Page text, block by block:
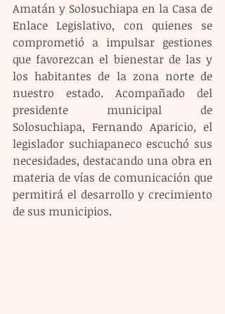
Amatán y Solosuchiapa en la Casa de
Enlace Legislativo, con quienes se
comprometió a impulsar gestiones
que favorezcan el bienestar de las y
los habitantes de la zona norte de
nuestro estado. Acompañado del
presidente municipal de
Solosuchiapa, Fernando Aparicio, el
legislador suchiapaneco escuchó sus
necesidades, destacando una obra en
materia de vías de comunicación que
permitirá el desarrollo y crecimiento
de sus municipios.